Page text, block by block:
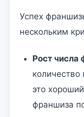
Успех
нескольким
Рост числа
количество
это
франшиза